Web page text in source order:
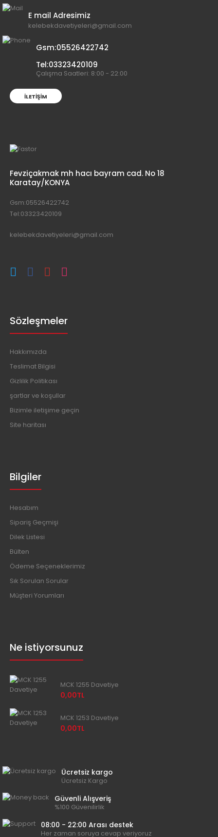
E mail Adresimiz
kelebekdavetiyeleri@gmail.com
Gsm:05526422742
Tel:03323420109
Çalışma Saatleri: 8:00 - 22:00
İLETIŞIM
Fevziçakmak mh hacı bayram cad. No 18
Karatay/KONYA
Gsm:05526422742
Tel:03323420109
kelebekdavetiyeleri@gmail.com
Sözleşmeler
Hakkımızda
Teslimat Bilgisi
Gizlilik Politikası
şartlar ve koşullar
Bizimle iletişime geçin
Site haritası
Bilgiler
Hesabım
Sipariş Geçmişi
Dilek Listesi
Bülten
Ödeme Seçeneklerimiz
Sık Sorulan Sorular
Müşteri Yorumları
Ne istiyorsunuz
MCK 1255 Davetiye
0,00TL
MCK 1253 Davetiye
0,00TL
Ücretsiz kargo
Ücretsiz Kargo
Güvenli Alışveriş
%100 Güvenilirlik
08:00 - 22:00 Arası destek
Her zaman soruya cevap veriyoruz